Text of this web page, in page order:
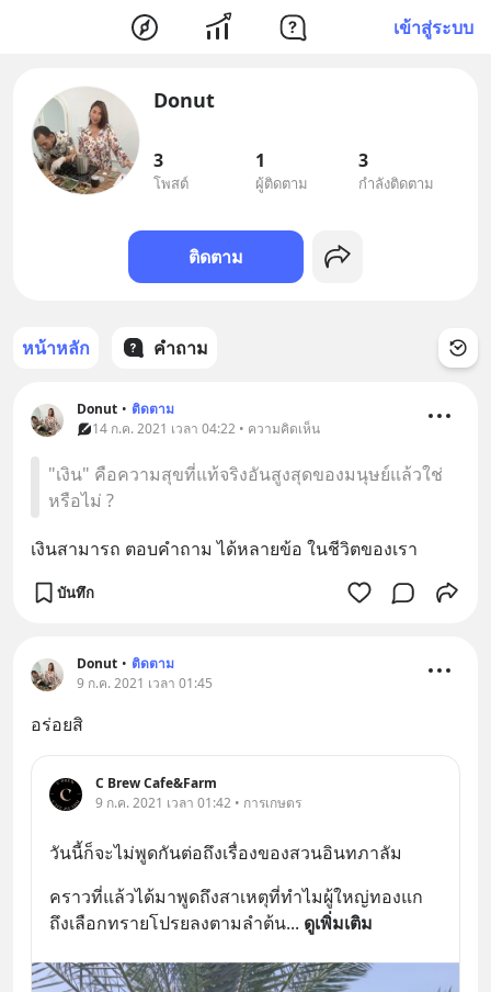
เข้าสู่ระบบ
Donut
3
โพสต์
1
ผู้ติดตาม
3
กำลังติดตาม
ติดตาม
หน้าหลัก คำถาม
Donut • ติดตาม
14 ก.ค. 2021 เวลา 04:22 • ความคิดเห็น
"เงิน" คือความสุขที่แท้จริงอันสูงสุดของมนุษย์แล้วใช่
หรือไม่ ?
เงินสามารถ ตอบคำถาม ได้หลายข้อ ในชีวิตของเรา
บันทึก
Donut • ติดตาม
9 ก.ค. 2021 เวลา 01:45
อร่อยสิ
C Brew Cafe&Farm
9 ก.ค. 2021 เวลา 01:42 • การเกษตร
วันนี้ก็จะไม่พูดกันต่อถึงเรื่องของสวนอินทภาลัม
คราวที่แล้วได้มาพูดถึงสาเหตุที่ทำไมผู้ใหญ่ทองแก
ถึงเลือกทรายโปรยลงตามลำต้น... ดูเพิ่มเติม